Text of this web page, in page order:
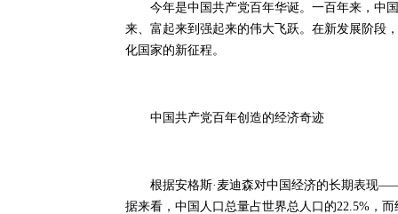
今年是中国共产党百年华诞。一百年来，中国
来、富起来到强起来的伟大飞跃。在新发展阶段
化国家的新征程。
中国共产党百年创造的经济奇迹
根据安格斯·麦迪森对中国经济的长期表现——
据来看，中国人口总量占世界总人口的22.5%，